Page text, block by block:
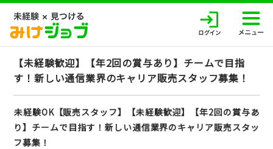
【未経験歓迎】【年2回の賞与あり】チームで目指
す！新しい通信業界のキャリア販売スタッフ募集！
未経験OK【販売スタッフ】【未経験歓迎】【年2回の賞与あ
り】チームで目指す！新しい通信業界のキャリア販売スタッ
フ募集！